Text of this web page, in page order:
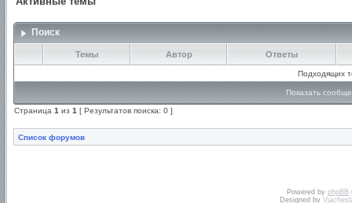
Поиск
Темы Автор Ответы
Подходящих
Показать
Страница 1 из 1 [ Результатов поиска: 0 ]
Список форумов
Powered by phpBB
Designed by